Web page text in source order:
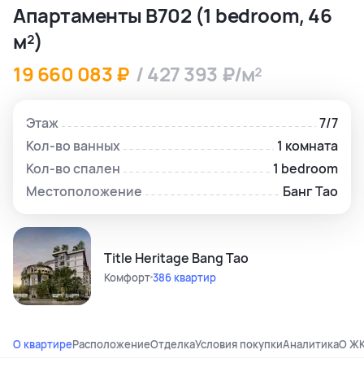
Апартаменты B702 (1 bedroom, 46
м²)
19 660 083 ₽ / 427 393 ₽/м²
Этаж
7/7
Кол-во ванных
1 комната
Кол-во спален
1 bedroom
Местоположение
Банг Тао
Title Heritage Bang Tao
Комфорт386 квартир
О квартиреРасположениеОтделкаУсловия покупкиАналитикаО